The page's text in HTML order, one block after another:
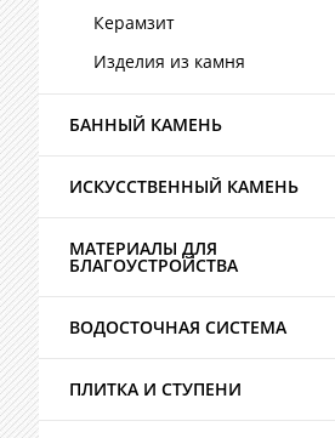
Керамзит
Изделия из камня
БАННЫЙ КАМЕНЬ
ИСКУССТВЕННЫЙ КАМЕНЬ
МАТЕРИАЛЫ ДЛЯ
БЛАГОУСТРОЙСТВА
ВОДОСТОЧНАЯ СИСТЕМА
ПЛИТКА И СТУПЕНИ